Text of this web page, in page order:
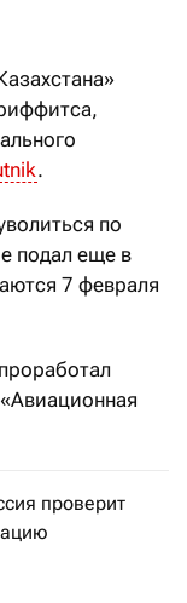
.
по
подал еще в
7 февраля
проверит
надзора